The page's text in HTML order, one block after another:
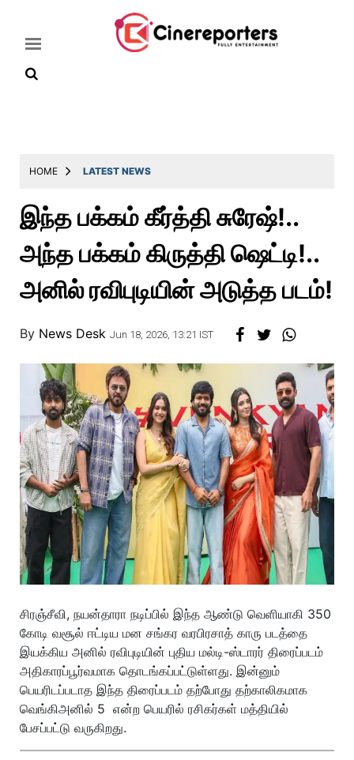
Latest
Throwback
Television
Photos
Story
HOME LATEST NEWS
இந்த பக்கம் கீர்த்தி சுரேஷ்!..
அந்த பக்கம் கிருத்தி ஷெட்டி!..
அனில் ரவிபுடியின் அடுத்த படம்!
By News Desk Jun 18, 2026, 13:21 IST
சிரஞ்சீவி, நயன்தாரா நடிப்பில் இந்த ஆண்டு வெளியாகி 350
கோடி வசூல் ஈட்டிய மன சங்கர வரபிரசாத் காரு படத்தை
இயக்கிய அனில் ரவிபுடியின் புதிய மல்டி-ஸ்டாரர் திரைப்படம்
அதிகாரப்பூர்வமாக தொடங்கப்பட்டுள்ளது. இன்னும்
பெயரிடப்படாத இந்த திரைப்படம் தற்போது தற்காலிகமாக
வெங்கிஅனில் 5 என்ற பெயரில் ரசிகர்கள் மத்தியில்
பேசப்பட்டு வருகிறது.